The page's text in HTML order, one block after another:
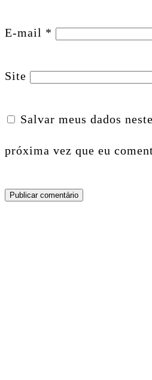
E-mail *
Site
Salvar meus dados
próxima vez que eu